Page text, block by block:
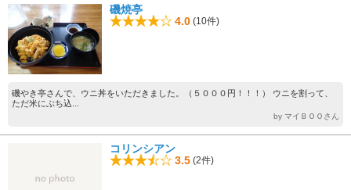
磯焼亭
4.0 (10件)
磯やき亭さんで、ウニ丼をいただきました。（５０００円！！！） ウニを割って、
ただ米にぶち込...
by マイＢＯＯさん
コリンシアン
3.5 (2件)